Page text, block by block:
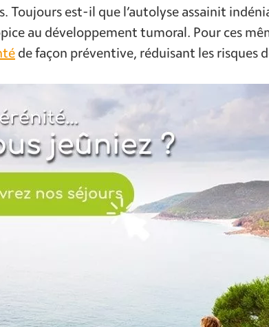
Toujours est-il que l’autolyse assainit
au développement tumoral. Pour ces
de façon préventive, réduisant les risques